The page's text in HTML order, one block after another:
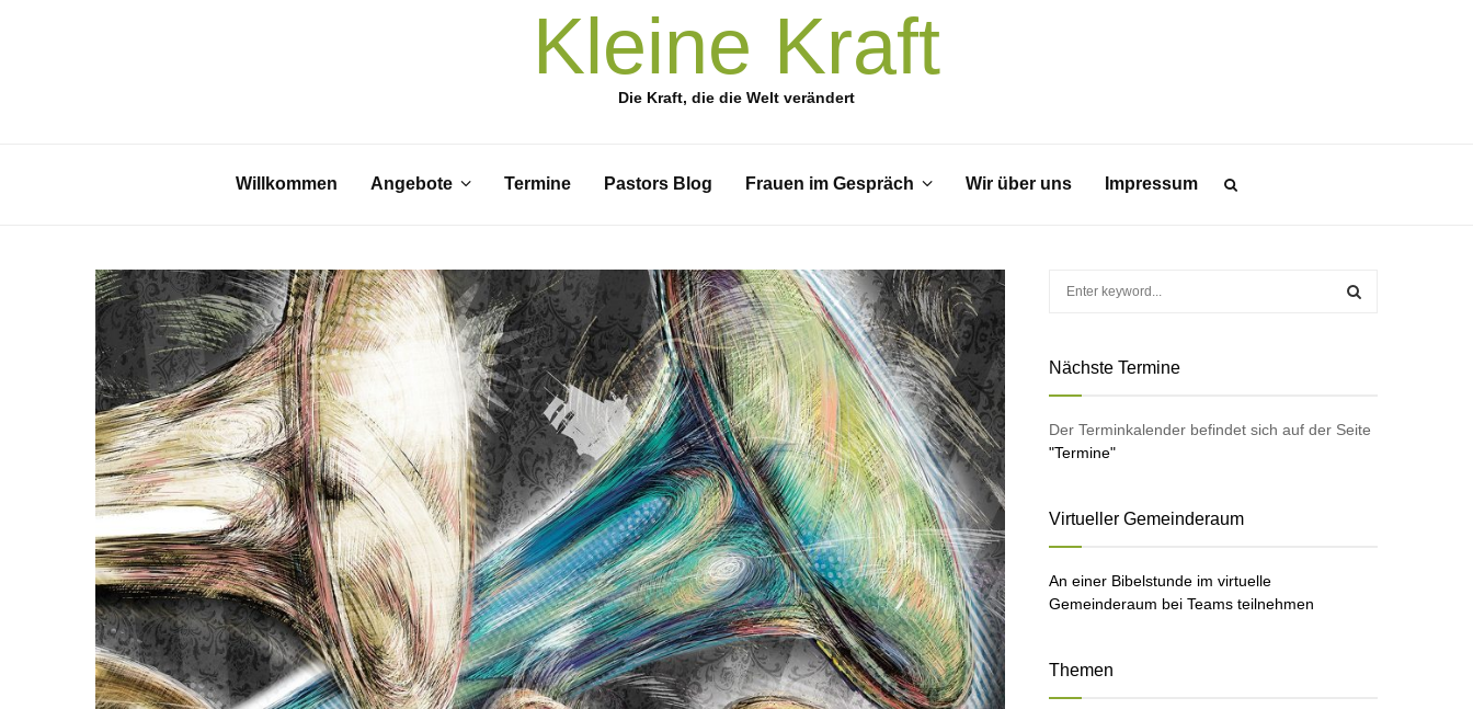
Kleine Kraft
Die Kraft, die die Welt verändert
Willkommen Angebote Termine Pastors Blog Frauen im Gespräch Wir über uns Impressum
c
h
A
Nächste Termine
Der Terminkalender befindet sich auf der Seite
"Termine"
Virtueller Gemeinderaum
An einer Bibelstunde im virtuelle
Gemeinderaum bei Teams teilnehmen
Themen